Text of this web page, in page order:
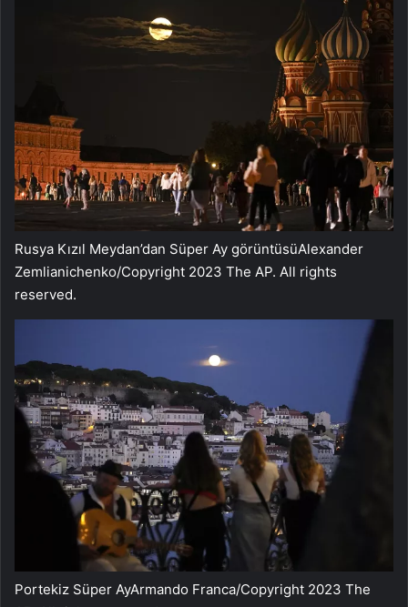
Rusya Kızıl Meydan’dan Süper Ay görüntüsüAlexander
Zemlianichenko/Copyright 2023 The AP. All rights
reserved.
Portekiz Süper AyArmando Franca/Copyright 2023 The